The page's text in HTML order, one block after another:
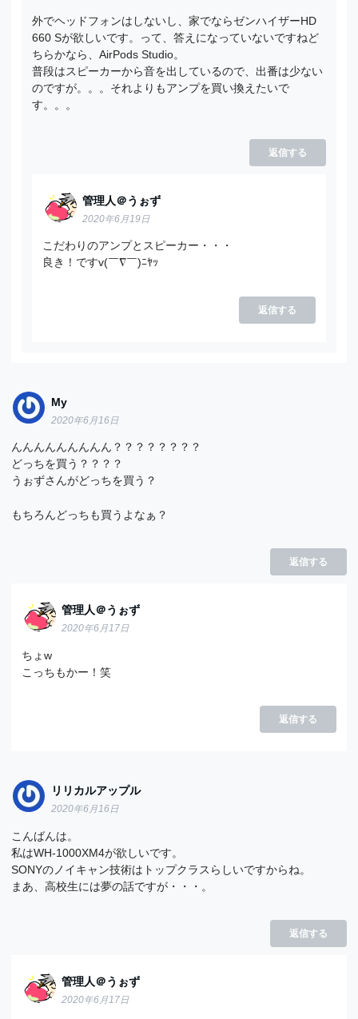
外でヘッドフォンはしないし、家でならゼンハイザーHD
660 Sが欲しいです。って、答えになっていないですねど
ちらかなら、AirPods Studio。
普段はスピーカーから音を出しているので、出番は少ない
のですが。。。それよりもアンプを買い換えたいで
す。。。
返信する
管理人＠うぉず
2020年6月19日
こだわりのアンプとスピーカー・・・
良き！ですv(￣∇￣)ﾆﾔｯ
返信する
My
2020年6月16日
んんんんんんんんん？？？？？？？？
どっちを買う？？？？
うぉずさんがどっちを買う？
もちろんどっちも買うよなぁ？
返信する
管理人＠うぉず
2020年6月17日
ちょw
こっちもかー！笑
返信する
リリカルアップル
2020年6月16日
こんばんは。
私はWH-1000XM4が欲しいです。
SONYのノイキャン技術はトップクラスらしいですからね。
まあ、高校生には夢の話ですが・・・。
返信する
管理人＠うぉず
2020年6月17日